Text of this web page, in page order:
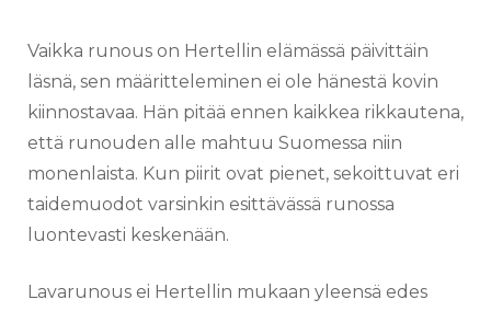
Vaikka runous on Hertellin elämässä päivittäin
läsnä, sen määritteleminen ei ole hänestä kovin
kiinnostavaa. Hän pitää ennen kaikkea rikkautena,
että runouden alle mahtuu Suomessa niin
monenlaista. Kun piirit ovat pienet, sekoittuvat eri
taidemuodot varsinkin esittävässä runossa
luontevasti keskenään.
Lavarunous ei Hertellin mukaan yleensä edes